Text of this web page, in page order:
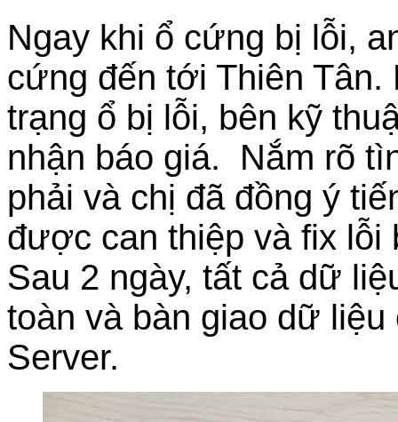
Ngay khi ổ cứng bị lỗi,
cứng đến tới Thiên
trạng ổ bị lỗi, bên kỹ
nhận báo giá. Nắm rõ
phải và chị đã đồng ý
được can thiệp và fix lỗi
Sau 2 ngày, tất cả dữ
toàn và bàn giao dữ
Server.